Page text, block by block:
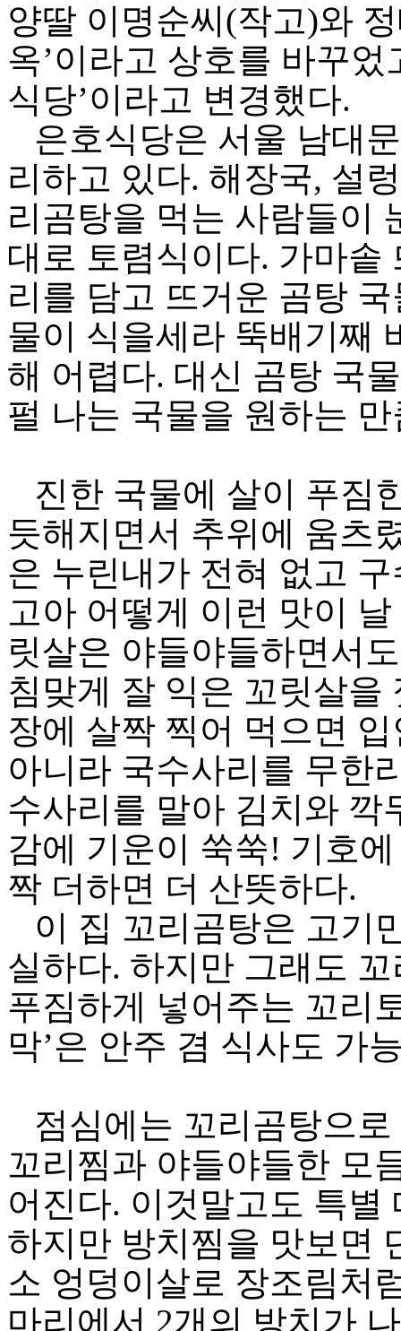
양딸 이명순씨(작고)와
옥’이라고 상호를 바꾸
식당’이라고 변경했다.
은호식당은 서울 남대
리하고 있다. 해장국, 설
리곰탕을 먹는 사람들이
대로 토렴식이다. 가마솥
리를 담고 뜨거운 곰탕
물이 식을세라 뚝배기째
해 어렵다. 대신 곰탕 국
펄 나는 국물을 원하는
진한 국물에 살이 푸짐
듯해지면서 추위에 움츠
은 누린내가 전혀 없고
고아 어떻게 이런 맛이
릿살은 야들야들하면서
침맞게 잘 익은 꼬릿살을
장에 살짝 찍어 먹으면
아니라 국수사리를 무한
수사리를 말아 김치와 깍
감에 기운이 쑥쑥! 기호
짝 더하면 더 산뜻하다.
이 집 꼬리곰탕은 고기
실하다. 하지만 그래도
푸짐하게 넣어주는 꼬리
막’은 안주 겸 식사도 가
점심에는 꼬리곰탕으
꼬리찜과 야들야들한 모
어진다. 이것말고도 특별
하지만 방치찜을 맛보면
소 엉덩이살로 장조림처
마리에서 2개의 방치가